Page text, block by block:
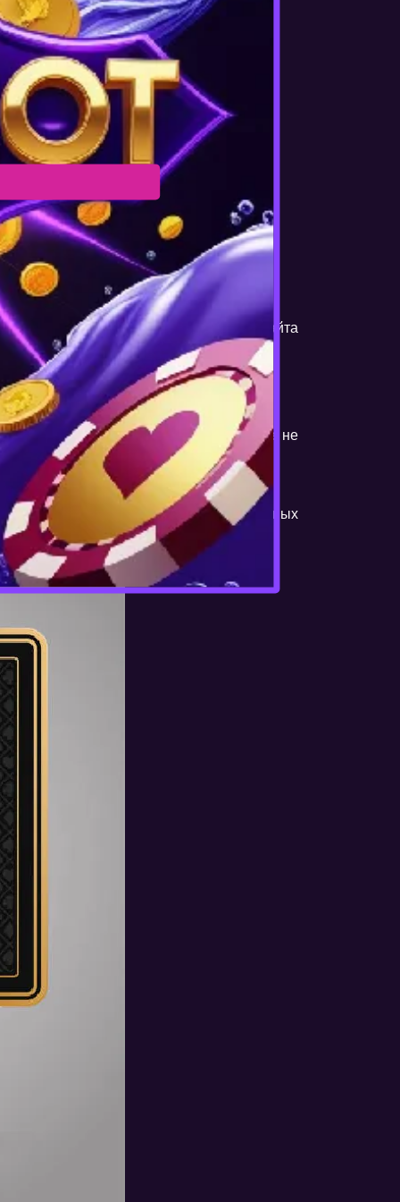
сайта
шаги:
Opera и т. д.) и введите адрес сайта
или «Приложение для ПК».
для Windows или macOS.
создайте новый аккаунт, если вы еще не
выбором для всех любителей азартных